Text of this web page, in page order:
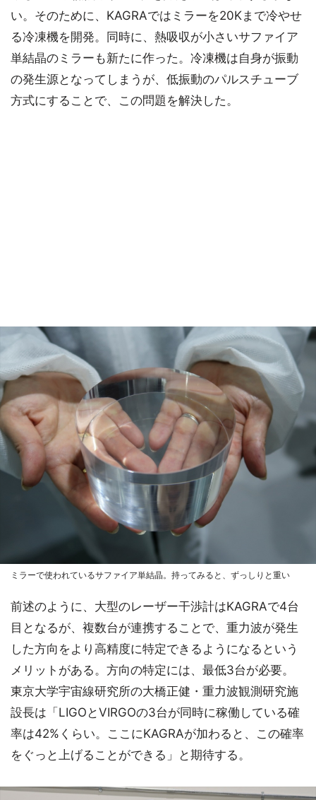
い。そのために、KAGRAではミラーを20Kまで冷やせ
る冷凍機を開発。同時に、熱吸収が小さいサファイア
単結晶のミラーも新たに作った。冷凍機は自身が振動
の発生源となってしまうが、低振動のパルスチューブ
方式にすることで、この問題を解決した。
ミラーで使われているサファイア単結晶。持ってみると、ずっしりと重い
前述のように、大型のレーザー干渉計はKAGRAで4台
目となるが、複数台が連携することで、重力波が発生
した方向をより高精度に特定できるようになるという
メリットがある。方向の特定には、最低3台が必要。
東京大学宇宙線研究所の大橋正健・重力波観測研究施
設長は「LIGOとVIRGOの3台が同時に稼働している確
率は42%くらい。ここにKAGRAが加わると、この確率
をぐっと上げることができる」と期待する。